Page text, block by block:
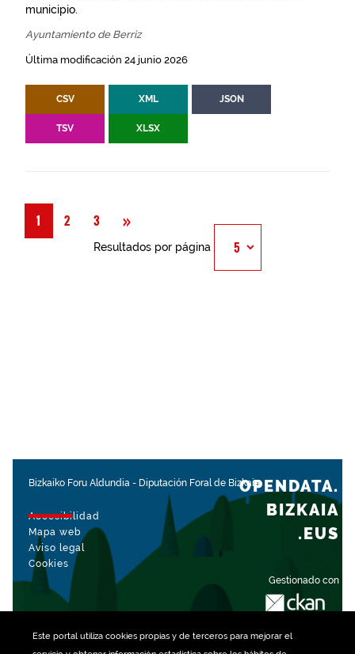
Este portal utiliza cookiespropias y de terceros para mejorar el
municipio.
Ayuntamiento de Berriz
Última modificación 24 junio 2026
CSV XML JSON
TSV XLSX
1 2 3 »
Resultados por página
Bizkaiko Foru Aldundia - Diputación Foral de Bizkaia
Accesibilidad
Mapa web
Aviso legal
Cookies
Gestionado con
OPENDATA.
BIZKAIA
.EUS